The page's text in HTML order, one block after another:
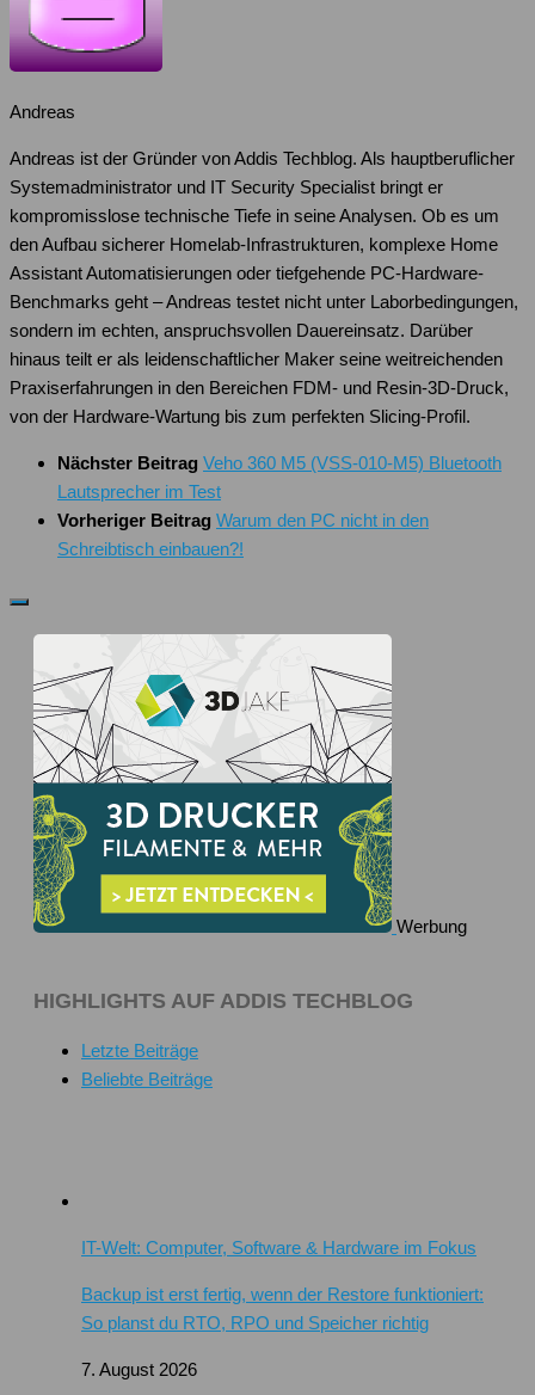
Andreas
Andreas ist der Gründer von Addis Techblog. Als hauptberuflicher
Systemadministrator und IT Security Specialist bringt er
kompromisslose technische Tiefe in seine Analysen. Ob es um
den Aufbau sicherer Homelab-Infrastrukturen, komplexe Home
Assistant Automatisierungen oder tiefgehende PC-Hardware-
Benchmarks geht – Andreas testet nicht unter Laborbedingungen,
sondern im echten, anspruchsvollen Dauereinsatz. Darüber
hinaus teilt er als leidenschaftlicher Maker seine weitreichenden
Praxiserfahrungen in den Bereichen FDM- und Resin-3D-Druck,
von der Hardware-Wartung bis zum perfekten Slicing-Profil.
Nächster Beitrag Veho 360 M5 (VSS-010-M5) Bluetooth
Lautsprecher im Test
Vorheriger Beitrag Warum den PC nicht in den
Schreibtisch einbauen?!
Werbung
HIGHLIGHTS AUF ADDIS TECHBLOG
Letzte Beiträge
Beliebte Beiträge
IT-Welt: Computer, Software & Hardware im Fokus
Backup ist erst fertig, wenn der Restore funktioniert:
So planst du RTO, RPO und Speicher richtig
7. August 2026